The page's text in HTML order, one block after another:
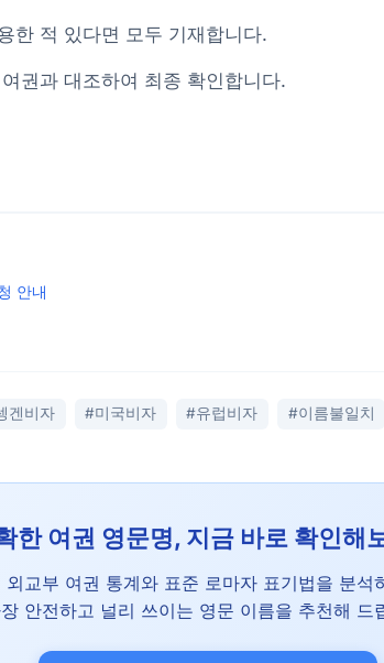
한 적 있다면 모두 기재합니다.
권과 대조하여 최종 확인합니다.
안내
겐비자 #미국비자 #유럽비자 #이름불일치
한 여권 영문명, 지금 바로 확인해
외교부 여권 통계와 표준 로마자 표기법을 분석
안전하고 널리 쓰이는 영문 이름을 추천해 드